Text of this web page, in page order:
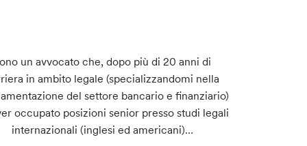
un avvocato che, dopo più di 20 anni di
in ambito legale (specializzandomi nella
del settore bancario e finanziario)
occupato posizioni senior presso studi legali
internazionali (inglesi ed americani)…